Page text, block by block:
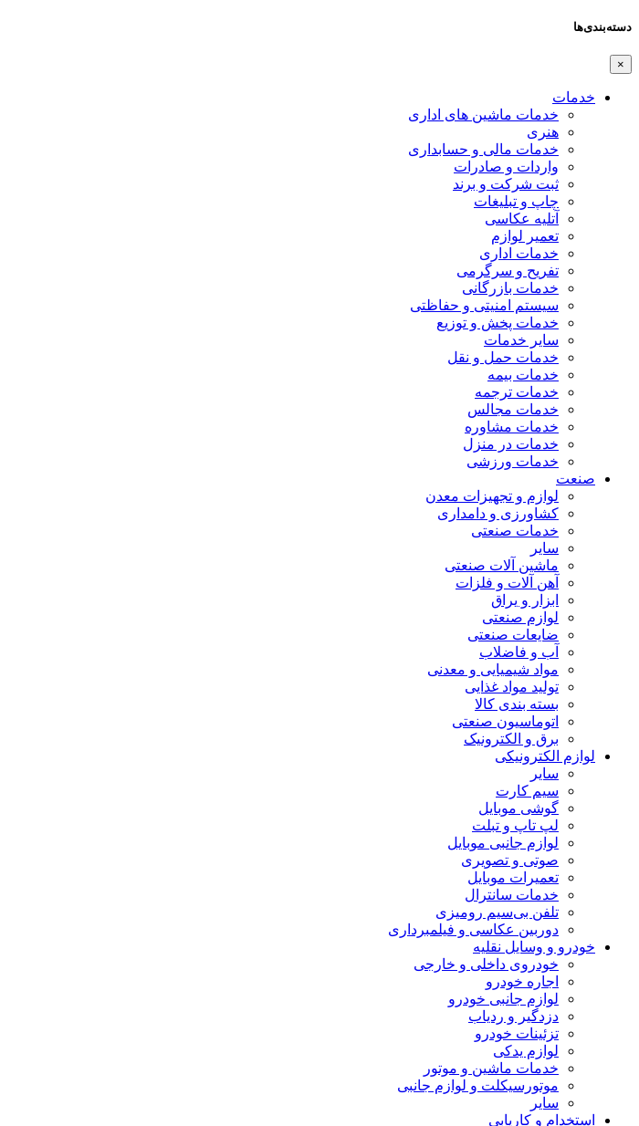
دسته‌بندی‌ها
×
خدمات
خدمات ماشین های اداری
هنری
خدمات مالی و حسابداری
واردات و صادرات
ثبت شرکت و برند
چاپ و تبلیغات
آتلیه عکاسی
تعمیر لوازم
خدمات اداری
تفریح و سرگرمی
خدمات بازرگانی
سیستم امنیتی و حفاظتی
خدمات پخش و توزیع
سایر خدمات
خدمات حمل و نقل
خدمات بیمه
خدمات ترجمه
خدمات مجالس
خدمات مشاوره
خدمات در منزل
خدمات ورزشی
صنعت
لوازم و تجهیزات معدن
کشاورزی و دامداری
خدمات صنعتی
سایر
ماشین آلات صنعتی
آهن آلات و فلزات
ابزار و یراق
لوازم صنعتی
ضایعات صنعتی
آب و فاضلاب
مواد شیمیایی و معدنی
تولید مواد غذایی
بسته بندی کالا
اتوماسیون صنعتی
برق و الکترونیک
لوازم الکترونیکی
سایر
سیم کارت
گوشی موبایل
لپ تاپ و تبلت
لوازم جانبی موبایل
صوتی و تصویری
تعمیرات موبایل
خدمات سانترال
تلفن بی‌سیم رومیزی
دوربین عکاسی و فیلمبرداری
خودرو و وسایل نقلیه
خودروی داخلی و خارجی
اجاره خودرو
لوازم جانبی خودرو
دزدگیر و ردیاب
تزئینات خودرو
لوازم یدکی
خدمات ماشین و موتور
موتورسیکلت و لوازم جانبی
سایر
استخدام و کاریابی